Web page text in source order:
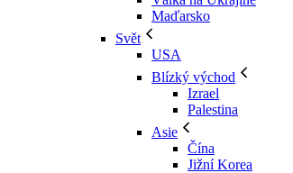
Maďarsko
Svět
USA
Blízký východ
Izrael
Palestina
Asie
Čína
Jižní Korea